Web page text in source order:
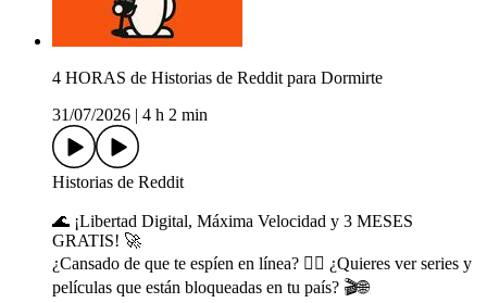
4 HORAS de Historias de Reddit para Dormirte
31/07/2026
4 h 2 min
Historias de Reddit
🌊 ¡Libertad Digital, Máxima Velocidad y 3 MESES
GRATIS! 🚀
¿Cansado de que te espíen en línea? 🙅‍♀️ ¿Quieres ver series y
películas que están bloqueadas en tu país? 🎬🌐